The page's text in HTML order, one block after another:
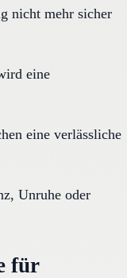
nicht mehr sicher
eine
eine verlässliche
Unruhe oder
für